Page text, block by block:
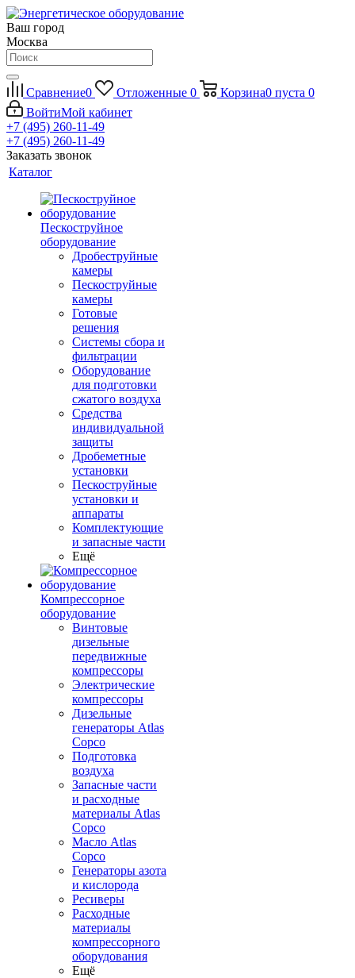
Ваш город
Москва
Сравнение0 Отложенные 0 Корзина0 пуста 0
ВойтиМой кабинет
+7 (495) 260-11-49
+7 (495) 260-11-49
Заказать звонок
Каталог
Пескоструйное
оборудование
Дробеструйные
камеры
Пескоструйные
камеры
Готовые
решения
Системы сбора и
фильтрации
Оборудование
для подготовки
сжатого воздуха
Средства
индивидуальной
защиты
Дробеметные
установки
Пескоструйные
установки и
аппараты
Комплектующие
и запасные части
Ещё
Компрессорное
оборудование
Винтовые
дизельные
передвижные
компрессоры
Электрические
компрессоры
Дизельные
генераторы Atlas
Copco
Подготовка
воздуха
Запасные части
и расходные
материалы Atlas
Copco
Масло Atlas
Copco
Генераторы азота
и кислорода
Ресиверы
Расходные
материалы
компрессорного
оборудования
Ещё